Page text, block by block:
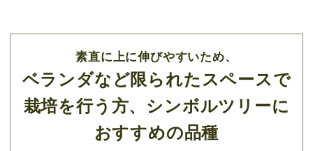
素直に上に伸びやすいため、
ベランダなど限られたスペースで
栽培を行う方、シンボルツリーに
おすすめの品種